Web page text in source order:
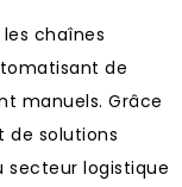
chaînes
de
manuels. Grâce
de solutions
secteur logistique